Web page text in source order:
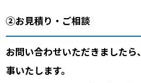
②お見積り・ご相談
お問い合わせいただきましたら、
事いたします。